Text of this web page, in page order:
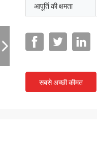
आपूर्ति की क्षमता
सबसे अच्छी कीमत